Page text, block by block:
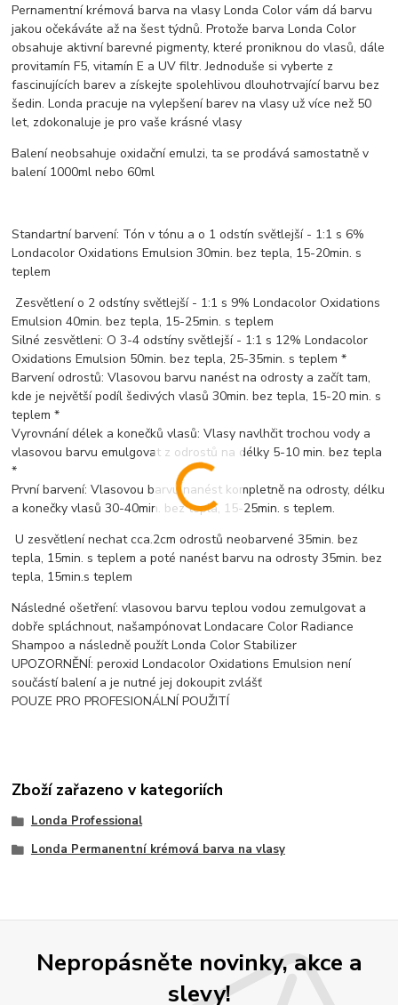
Pernamentní krémová barva na vlasy Londa Color vám dá barvu
jakou očekáváte až na šest týdnů. Protože barva Londa Color
obsahuje aktivní barevné pigmenty, které proniknou do vlasů, dále
provitamín F5, vitamín E a UV filtr. Jednoduše si vyberte z
fascinujících barev a získejte spolehlivou dlouhotrvající barvu bez
šedin. Londa pracuje na vylepšení barev na vlasy už více než 50
let, zdokonaluje je pro vaše krásné vlasy
Balení neobsahuje oxidační emulzi, ta se prodává samostatně v
balení 1000ml nebo 60ml
Standartní barvení: Tón v tónu a o 1 odstín světlejší - 1:1 s 6%
Londacolor Oxidations Emulsion 30min. bez tepla, 15-20min. s
teplem
Zesvětlení o 2 odstíny světlejší - 1:1 s 9% Londacolor Oxidations
Emulsion 40min. bez tepla, 15-25min. s teplem
Silné zesvětleni: O 3-4 odstíny světlejší - 1:1 s 12% Londacolor
Oxidations Emulsion 50min. bez tepla, 25-35min. s teplem *
Barvení odrostů: Vlasovou barvu nanést na odrosty a začít tam,
kde je největší podíl šedivých vlasů 30min. bez tepla, 15-20 min. s
teplem *
Vyrovnání délek a konečků vlasů: Vlasy navlhčit trochou vody a
vlasovou barvu emulgovat z odrostů na délky 5-10 min. bez tepla
*
První barvení: Vlasovou barvu nanést kompletně na odrosty, délku
a konečky vlasů 30-40min. bez tepla, 15-25min. s teplem.
U zesvětlení nechat cca.2cm odrostů neobarvené 35min. bez
tepla, 15min. s teplem a poté nanést barvu na odrosty 35min. bez
tepla, 15min.s teplem
Následné ošetření: vlasovou barvu teplou vodou zemulgovat a
dobře spláchnout, našampónovat Londacare Color Radiance
Shampoo a následně použít Londa Color Stabilizer
UPOZORNĚNÍ: peroxid Londacolor Oxidations Emulsion není
součástí balení a je nutné jej dokoupit zvlášť
POUZE PRO PROFESIONÁLNÍ POUŽITÍ
Zboží zařazeno v kategoriích
Londa Professional
Londa Permanentní krémová barva na vlasy
Nepropásněte novinky, akce a
slevy!